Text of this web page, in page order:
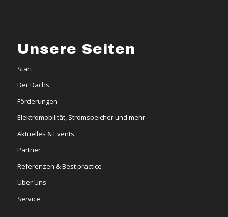
Unsere Seiten
Start
Der Dachs
Förderungen
Elektromobilität, Stromspeicher und mehr
Aktuelles & Events
Partner
Referenzen & Best practice
Über Uns
Service